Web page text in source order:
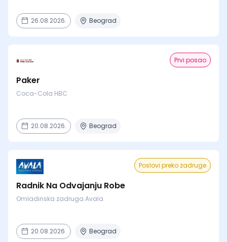
26.08.2026. Beograd
Prvi posao
Paker
Coca-Cola HBC
20.08.2026. Beograd
Poslovi preko zadruge
Radnik Na Odvajanju Robe
Omladinska zadruga Avala
20.08.2026. Beograd